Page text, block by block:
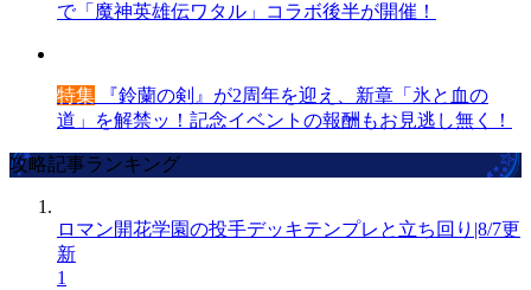
で「魔神英雄伝ワタル」コラボ後半が開催！
特集 『鈴蘭の剣』が2周年を迎え、新章「氷と血の
道」を解禁ッ！記念イベントの報酬もお見逃し無く！
攻略記事ランキング
ロマン開花学園の投手デッキテンプレと立ち回り|8/7更
新
1